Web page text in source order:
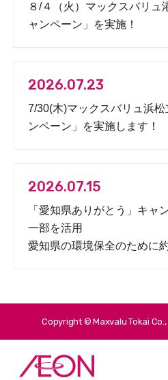
８/４（火）マックスバリュ
ャンペーン」を実施！
2026.07.23
7/30(木)マックスバリュ浜
ンペーン」を実施します！
2026.07.15
「愛知県ありがとう」キャ
一部を活用
愛知県の環境保全のために
Copyright © Maxvalu Tokai